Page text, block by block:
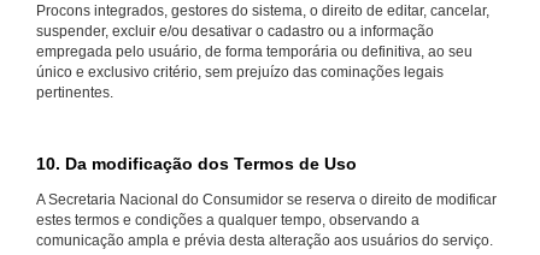
Procons integrados, gestores do sistema, o direito de editar, cancelar,
suspender, excluir e/ou desativar o cadastro ou a informação
empregada pelo usuário, de forma temporária ou definitiva, ao seu
único e exclusivo critério, sem prejuízo das cominações legais
pertinentes.
10. Da modificação dos Termos de Uso
A Secretaria Nacional do Consumidor se reserva o direito de modificar
estes termos e condições a qualquer tempo, observando a
comunicação ampla e prévia desta alteração aos usuários do serviço.